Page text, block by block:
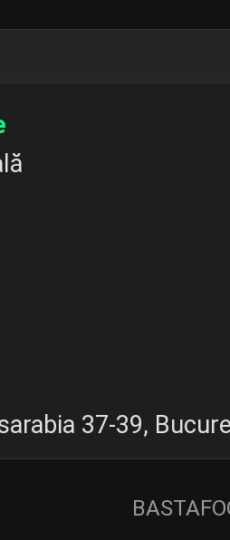
37-39,